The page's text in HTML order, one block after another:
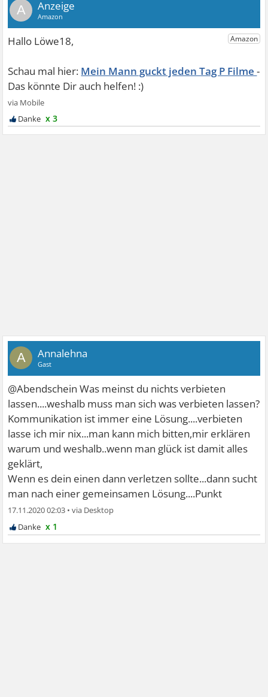
A
Mein Mann guckt jeden Tag P Filme
x 3
A Annalehna
Gast
@Abendschein Was meinst du nichts verbieten
lassen....weshalb muss man sich was verbieten lassen?
Kommunikation ist immer eine Lösung....verbieten
lasse ich mir nix...man kann mich bitten,mir erklären
warum und weshalb..wenn man glück ist damit alles
geklärt,
Wenn es dein einen dann verletzen sollte...dann sucht
man nach einer gemeinsamen Lösung....Punkt
17.11.2020 02:03 •
x 1